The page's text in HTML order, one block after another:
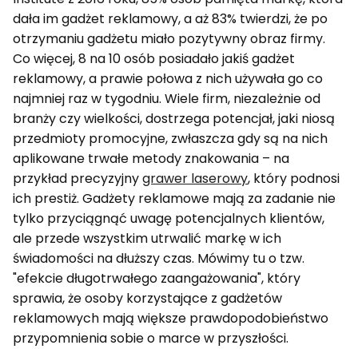
dała im gadżet reklamowy, a aż 83% twierdzi, że po
otrzymaniu gadżetu miało pozytywny obraz firmy.
Co więcej, 8 na 10 osób posiadało jakiś gadżet
reklamowy, a prawie połowa z nich używała go co
najmniej raz w tygodniu. Wiele firm, niezależnie od
branży czy wielkości, dostrzega potencjał, jaki niosą
przedmioty promocyjne, zwłaszcza gdy są na nich
aplikowane trwałe metody znakowania – na
przykład precyzyjnygrawer laserowy, który podnosi
ich prestiż. Gadżety reklamowe mają za zadanie nie
tylko przyciągnąć uwagę potencjalnych klientów,
ale przede wszystkim utrwalić markę w ich
świadomości na dłuższy czas. Mówimy tu o tzw.
"efekcie długotrwałego zaangażowania", który
sprawia, że osoby korzystające z gadżetów
reklamowych mają większe prawdopodobieństwo
przypomnienia sobie o marce w przyszłości.